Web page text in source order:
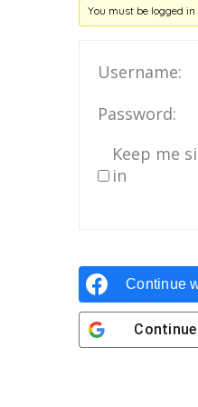
You must be logged
Username:
Password:
Keep me
in
Continue